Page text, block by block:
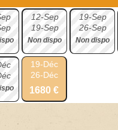
12-Sep
19-Sep
Non dispo
19-Sep
26-Sep
Non dispo
19-Déc
26-Déc
1680 €